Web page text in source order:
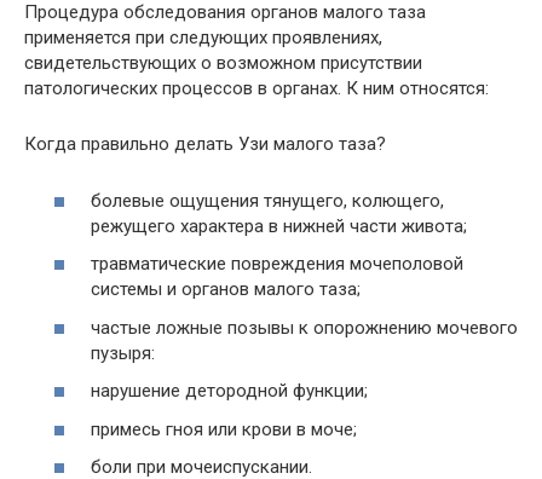
Процедура обследования органов малого таза
применяется при следующих проявлениях,
свидетельствующих о возможном присутствии
патологических процессов в органах. К ним относятся:
Когда правильно делать Узи малого таза?
болевые ощущения тянущего, колющего,
режущего характера в нижней части живота;
травматические повреждения мочеполовой
системы и органов малого таза;
частые ложные позывы к опорожнению мочевого
пузыря:
нарушение детородной функции;
примесь гноя или крови в моче;
боли при мочеиспускании.